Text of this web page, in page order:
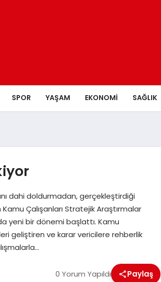
SPOR YAŞAM EKONOMI SAĞLIK
dahi doldurmadan, gerçekleştirdiği
Çalışanları Stratejik Araştırmalar
yeni bir dönemi başlattı. Kamu
geliştiren ve karar vericilere rehberlik
0 Yorum Yapıldı Paylaş